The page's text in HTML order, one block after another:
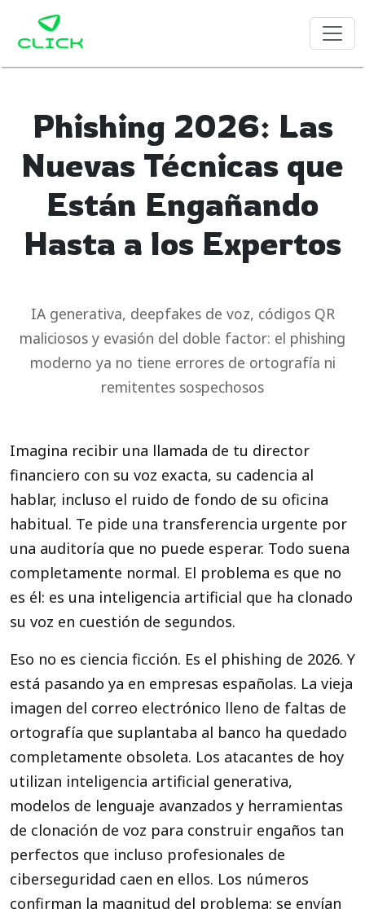
Phishing 2026: Las
Nuevas Técnicas que
Están Engañando
Hasta a los Expertos
IA generativa, deepfakes de voz, códigos QR
maliciosos y evasión del doble factor: el phishing
moderno ya no tiene errores de ortografía ni
remitentes sospechosos
Imagina recibir una llamada de tu director
financiero con su voz exacta, su cadencia al
hablar, incluso el ruido de fondo de su oficina
habitual. Te pide una transferencia urgente por
una auditoría que no puede esperar. Todo suena
completamente normal. El problema es que no
es él: es una inteligencia artificial que ha clonado
su voz en cuestión de segundos.
Eso no es ciencia ficción. Es el phishing de 2026. Y
está pasando ya en empresas españolas. La vieja
imagen del correo electrónico lleno de faltas de
ortografía que suplantaba al banco ha quedado
completamente obsoleta. Los atacantes de hoy
utilizan inteligencia artificial generativa,
modelos de lenguaje avanzados y herramientas
de clonación de voz para construir engaños tan
perfectos que incluso profesionales de
ciberseguridad caen en ellos. Los números
confirman la magnitud del problema: se envían